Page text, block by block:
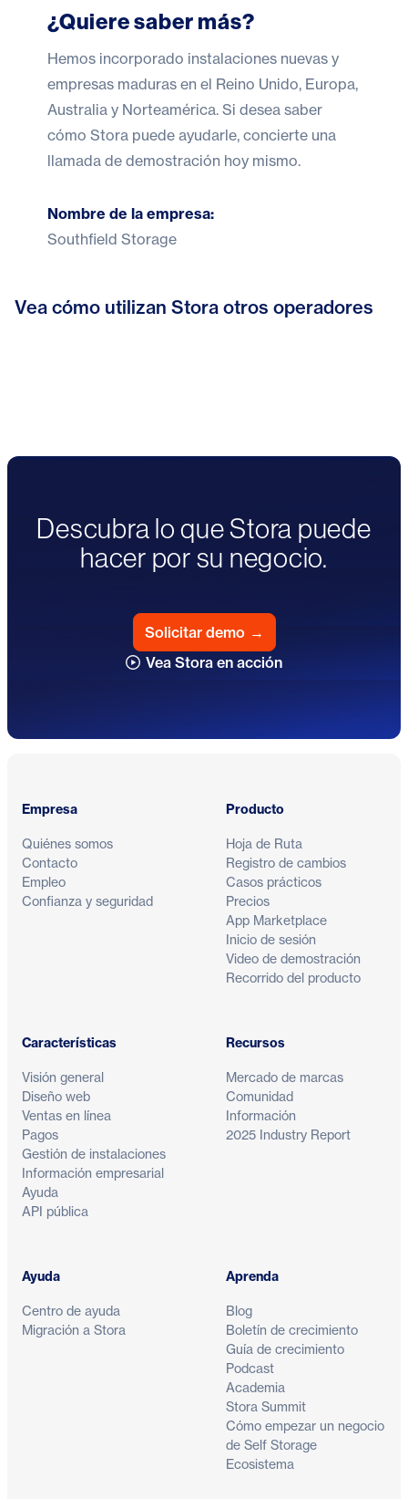
¿Quiere saber más?
Hemos incorporado instalaciones nuevas y
empresas maduras en el Reino Unido, Europa,
Australia y Norteamérica. Si desea saber
cómo Stora puede ayudarle, concierte una
llamada de demostración hoy mismo.
Nombre de la empresa:
Southfield Storage
Vea cómo utilizan Stora otros operadores
cliente: Cómo Stora ayudó a Indoor
Bonnys Self Storage alcanza un
Descubra lo que Stora puede
hacer por su negocio.
Solicitar demo →
Vea Stora en acción
Empresa
Quiénes somos
Contacto
Empleo
Confianza y seguridad
Producto
Hoja de Ruta
Registro de cambios
Casos prácticos
Precios
App Marketplace
Inicio de sesión
Video de demostración
Recorrido del producto
Características
Visión general
Diseño web
Ventas en línea
Pagos
Gestión de instalaciones
Información empresarial
Ayuda
API pública
Recursos
Mercado de marcas
Comunidad
Información
2025 Industry Report
Ayuda
Centro de ayuda
Migración a Stora
Aprenda
Blog
Boletín de crecimiento
Guía de crecimiento
Podcast
Academia
Stora Summit
Cómo empezar un negocio
de Self Storage
Ecosistema